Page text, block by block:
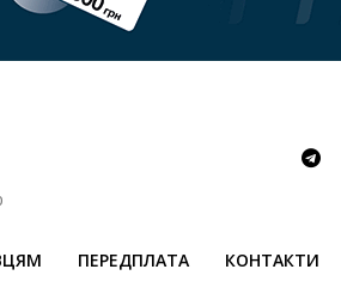
ПЕРЕДПЛАТА КОНТАКТИ